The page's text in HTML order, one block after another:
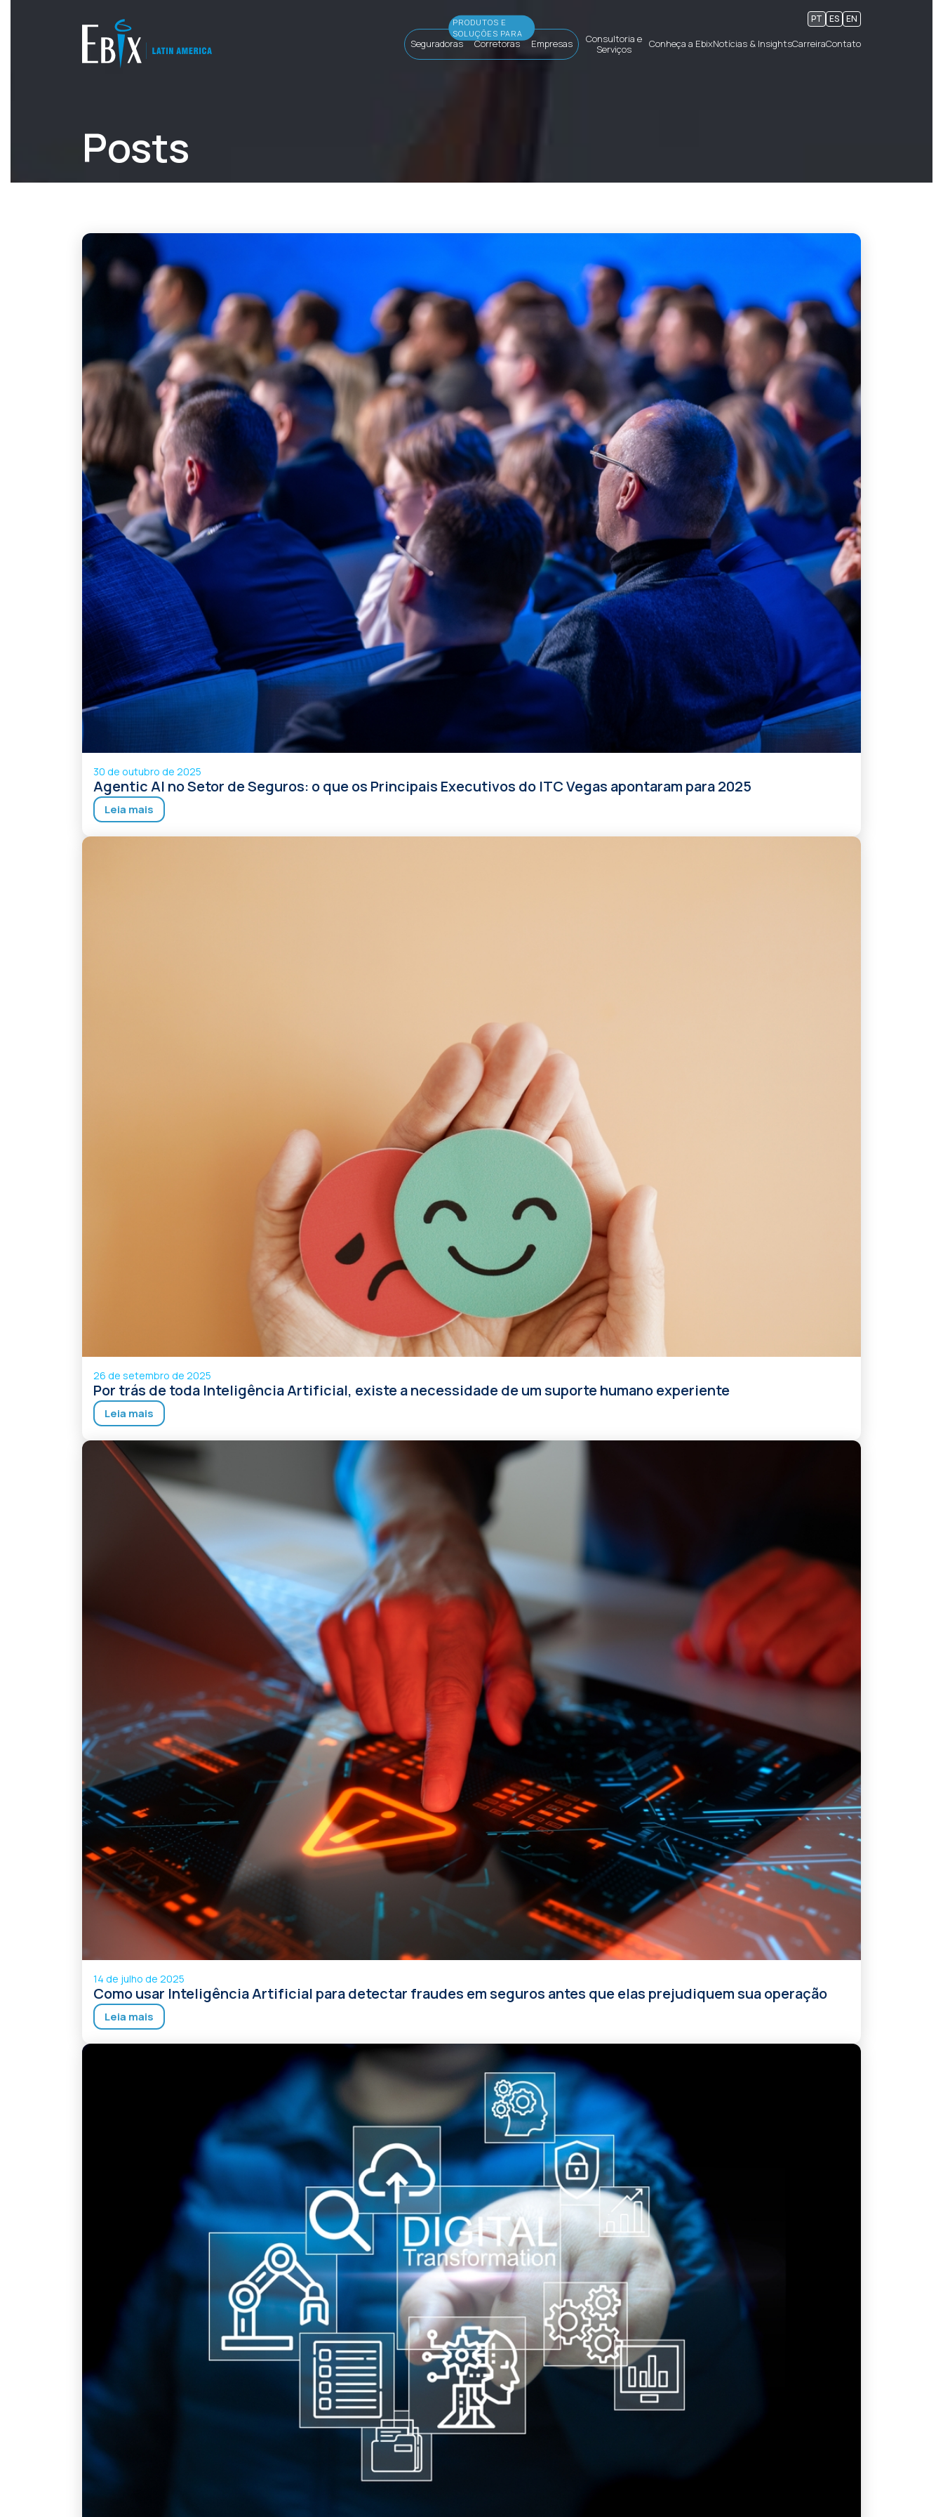
Seguradoras Corretoras Empresas
Consultoria e
Serviços
Conheça a EbixNotícias & InsightsCarreiraContato
PT ES EN
Posts
30 de outubro de 2025
Agentic AI no Setor de Seguros: o que os Principais Executivos do ITC Vegas apontaram para 2025
Leia mais
26 de setembro de 2025
Por trás de toda Inteligência Artificial, existe a necessidade de um suporte humano experiente
Leia mais
14 de julho de 2025
Como usar Inteligência Artificial para detectar fraudes em seguros antes que elas prejudiquem sua operação
Leia mais